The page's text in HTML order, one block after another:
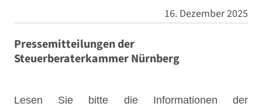
16. Dezember 2025
Pressemitteilungen der
Steuerberaterkammer Nürnberg
Lesen Sie bitte die Informationen der